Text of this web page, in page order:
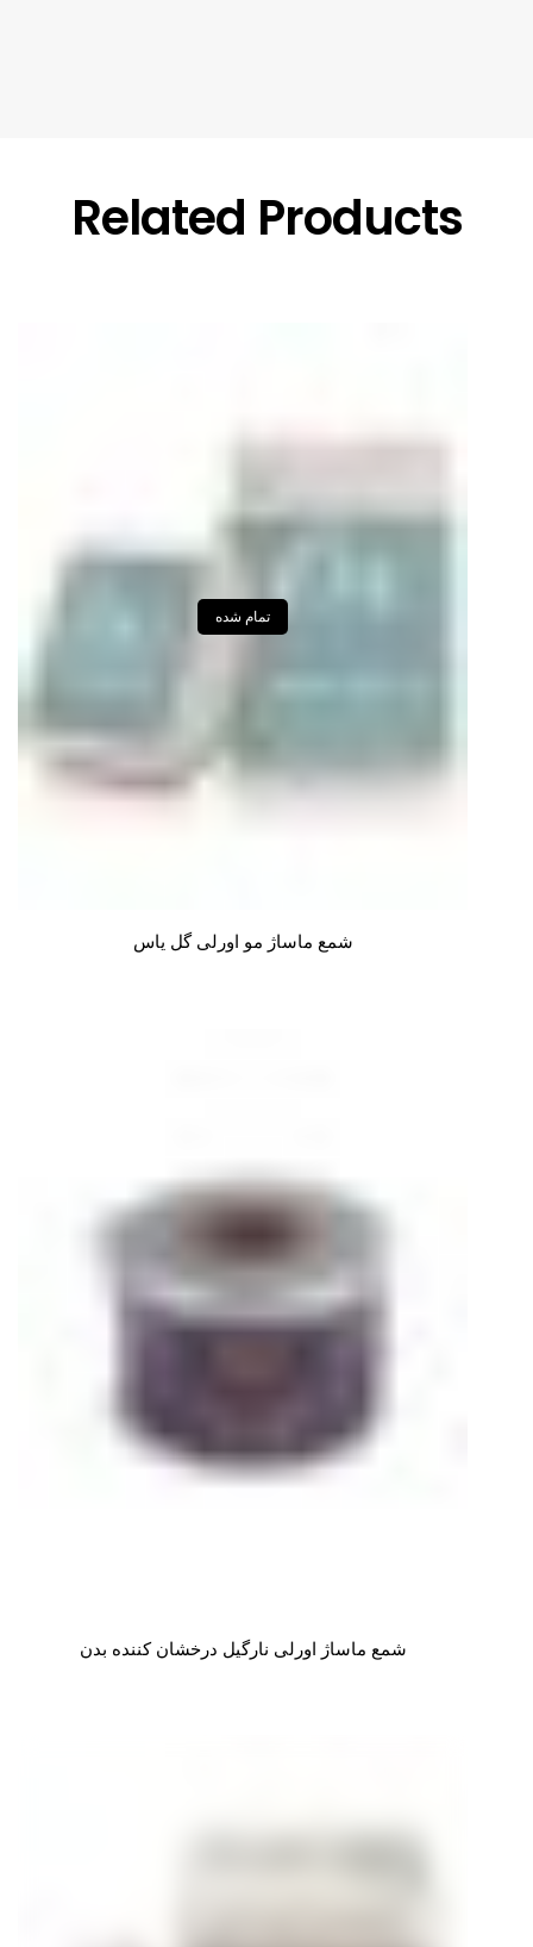
Related Products
تمام شده
شمع ماساژ مو اورلی گل یاس
شمع ماساژ اورلی نارگیل درخشان کننده بدن